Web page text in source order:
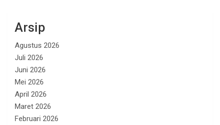
Arsip
Agustus 2026
Juli 2026
Juni 2026
Mei 2026
April 2026
Maret 2026
Februari 2026